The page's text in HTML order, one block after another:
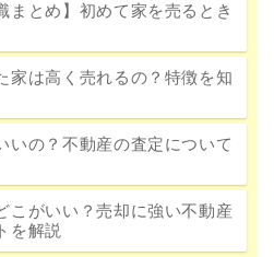
まとめ】初めて家を売るとき
家は高く売れるの？特徴を知
いの？不動産の査定について
こがいい？売却に強い不動産
を解説